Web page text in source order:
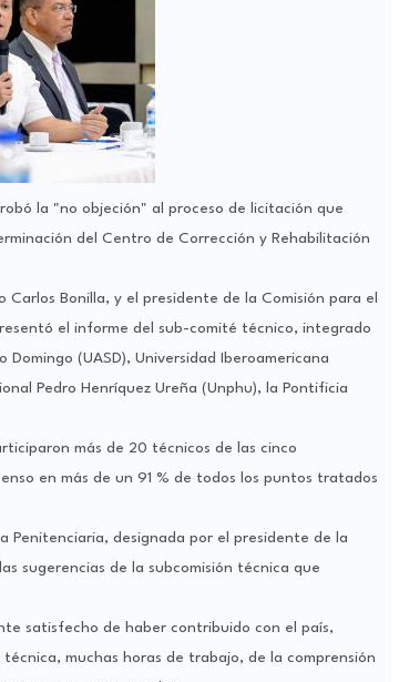
la "no objeción" al proceso de licitación que
del Centro de Corrección y Rehabilitación
Bonilla, y el presidente de la Comisión para el
el informe del sub-comité técnico, integrado
(UASD), Universidad Iberoamericana
Pedro Henríquez Ureña (Unphu), la Pontificia
más de 20 técnicos de las cinco
en más de un 91 % de todos los puntos tratados
Penitenciaria, designada por el presidente de la
sugerencias de la subcomisión técnica que
satisfecho de haber contribuido con el país,
muchas horas de trabajo, de la comprensión